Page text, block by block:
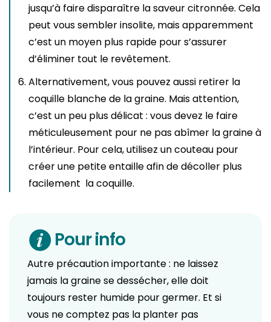
jusqu’à faire disparaître la saveur citronnée. Cela
peut vous sembler insolite, mais apparemment
c’est un moyen plus rapide pour s’assurer
d’éliminer tout le revêtement.
Alternativement, vous pouvez aussi retirer la
coquille blanche de la graine. Mais attention,
c’est un peu plus délicat : vous devez le faire
méticuleusement pour ne pas abîmer la graine à
l’intérieur. Pour cela, utilisez un couteau pour
créer une petite entaille afin de décoller plus
facilement la coquille.
Pour info
Autre précaution importante : ne laissez
jamais la graine se dessécher, elle doit
toujours rester humide pour germer. Et si
vous ne comptez pas la planter pas